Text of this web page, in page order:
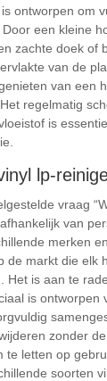
ontworpen om
een kleine
zachte doek of
van de
van een
regelmatig
is
lp-
vraag
van
merken
de markt die elk
Het is aan te
is ontworpen
zonder
te letten op
soorten